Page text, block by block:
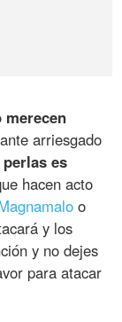
merecen
arriesgado
es
hacen acto
o
y los
y no dejes
para atacar